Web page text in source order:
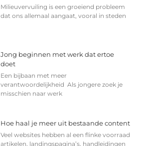
Milieuvervuiling is een groeiend probleem
dat ons allemaal aangaat, vooral in steden
Jong beginnen met werk dat ertoe
doet
Een bijbaan met meer
verantwoordelijkheid Als jongere zoek je
misschien naar werk
Hoe haal je meer uit bestaande content
Veel websites hebben al een flinke voorraad
artikelen, landingspagina’s, handleidingen